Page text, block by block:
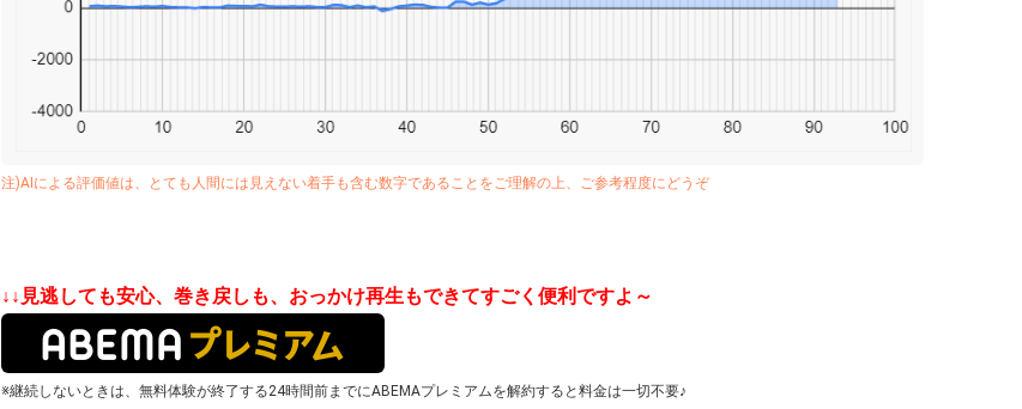
注)AIによる評価値は、とても人間には見えない着手も含む数字であることをご理解の上、ご参考程度にどうぞ
↓↓見逃しても安心、巻き戻しも、おっかけ再生もできてすごく便利ですよ～
※継続しないときは、無料体験が終了する24時間前までにABEMAプレミアムを解約すると料金は一切不要♪